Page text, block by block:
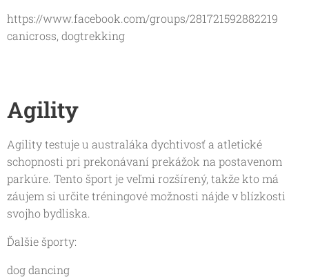
https://www.facebook.com/groups/281721592882219
canicross, dogtrekking
Agility
Agility testuje u australáka dychtivosť a atletické
schopnosti pri prekonávaní prekážok na postavenom
parkúre. Tento šport je veľmi rozšírený, takže kto má
záujem si určite tréningové možnosti nájde v blízkosti
svojho bydliska.
Ďalšie športy:
dog dancing